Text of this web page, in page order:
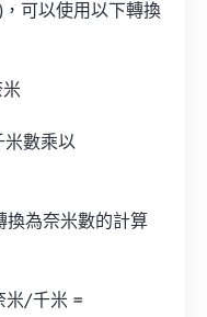
可以使用以下轉換
米數乘以
換為奈米數的計算
米/千米 =